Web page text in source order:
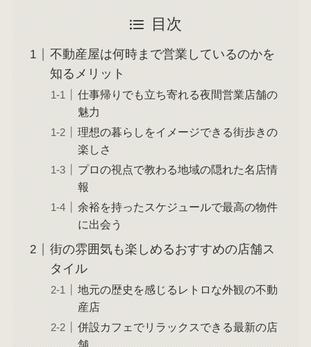
目次
不動産屋は何時まで営業しているのかを
知るメリット
仕事帰りでも立ち寄れる夜間営業店舗の
魅力
理想の暮らしをイメージできる街歩きの
楽しさ
プロの視点で教わる地域の隠れた名店情
報
余裕を持ったスケジュールで最高の物件
に出会う
街の雰囲気も楽しめるおすすめの店舗ス
タイル
地元の歴史を感じるレトロな外観の不動
産店
併設カフェでリラックスできる最新の店
舗